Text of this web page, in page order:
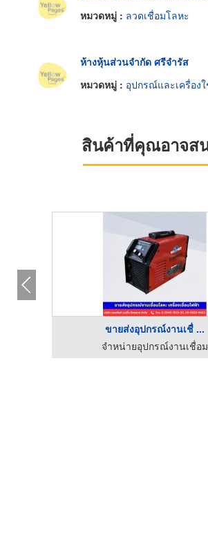
หมวดหมู่ : ลวดเชื่อมโลหะ
ห้างหุ้นส่วนจำกัด ศรีจำรัส
หมวดหมู่ : อุปกรณ์และเครื่อง
สินค้าที่คุณอาจส
ขายส่งอุปกรณ์งานเชื่ ...
จำหน่ายอุปกรณ์งานเชื่อม